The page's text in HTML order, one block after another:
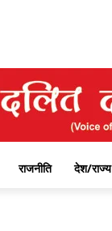
राजनीति देश/राज्य